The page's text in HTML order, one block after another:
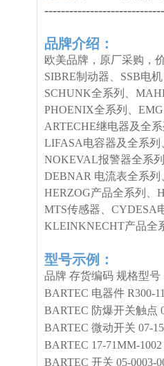
品牌介绍：
欧美品牌，原厂采购，
SIBRE制动器、SSB电
SCHUNK全系列、
PHOENIX全系列、
ARTECHE继电器及全
LIFASA电容器及全系
NOKEVAL报警器全系
DEBNAR 电流表全系
HERZOG产品全系列、
MTS传感器、CYDESA
KLEINKNECHT产品全
型号示例：
品牌 存货编码 规格型号
BARTEC 电器件 R300-
BARTEC 防爆开关触点
BARTEC 微动开关 07-
BARTEC 17-71MM-
BARTEC 开关 05-0003-